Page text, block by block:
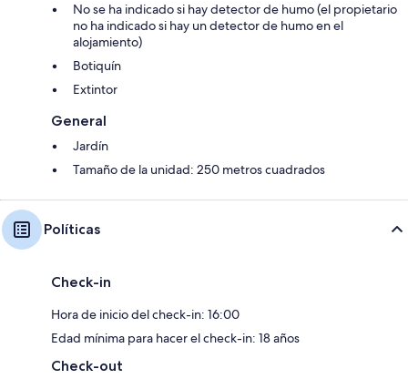
No se ha indicado si hay detector de humo (el propietario
no ha indicado si hay un detector de humo en el
alojamiento)
Botiquín
Extintor
General
Jardín
Tamaño de la unidad: 250 metros cuadrados
Políticas
Check-in
Hora de inicio del check-in: 16:00
Edad mínima para hacer el check-in: 18 años
Check-out